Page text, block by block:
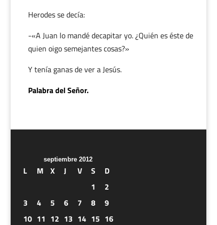
Herodes se decía:
-«A Juan lo mandé decapitar yo. ¿Quién es éste de
quien oigo semejantes cosas?»
Y tenía ganas de ver a Jesús.
Palabra del Señor.
septiembre 2012
L M X J V S
D
1
2
3
4 5 6 7 8
9
10 11 12 13 14 15 16